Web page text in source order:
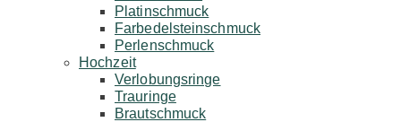
Platinschmuck
Farbedelsteinschmuck
Perlenschmuck
Hochzeit
Verlobungsringe
Trauringe
Brautschmuck